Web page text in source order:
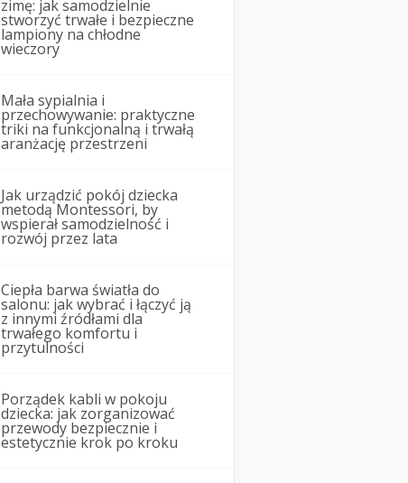
zimę: jak samodzielnie
stworzyć trwałe i bezpieczne
lampiony na chłodne
wieczory
Mała sypialnia i
przechowywanie: praktyczne
triki na funkcjonalną i trwałą
aranżację przestrzeni
Jak urządzić pokój dziecka
metodą Montessori, by
wspierał samodzielność i
rozwój przez lata
Ciepła barwa światła do
salonu: jak wybrać i łączyć ją
z innymi źródłami dla
trwałego komfortu i
przytulności
Porządek kabli w pokoju
dziecka: jak zorganizować
przewody bezpiecznie i
estetycznie krok po kroku